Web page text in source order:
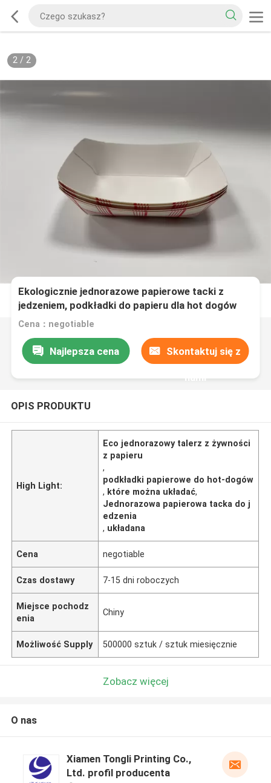
2/ 2
Ekologicznie jednorazowe papierowe tacki z
jedzeniem, podkładki do papieru dla hot dogów
Cena：negotiable
Najlepsza cena Skontaktuj się z
nami
OPIS PRODUKTU
High Light:
Eco jednorazowy talerz z żywności
z papieru
,
podkładki papierowe do hot-dogów
, które można układać,
Jednorazowa papierowa tacka do j
edzenia
, układana
Cena negotiable
Czas dostawy 7-15 dni roboczych
Miejsce pochodz
enia
Chiny
Możliwość Supply 500000 sztuk / sztuk miesięcznie
Zobacz więcej
O nas
Xiamen Tongli Printing Co.,
Ltd. profil producenta